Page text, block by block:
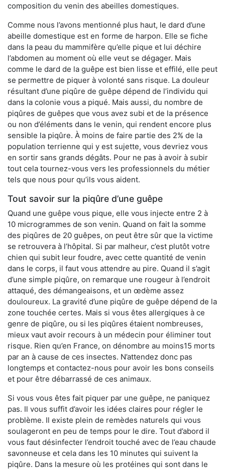
composition du venin des abeilles domestiques.
Comme nous l’avons mentionné plus haut, le dard d’une
abeille domestique est en forme de harpon. Elle se fiche
dans la peau du mammifère qu’elle pique et lui déchire
l’abdomen au moment où elle veut se dégager. Mais
comme le dard de la guêpe est bien lisse et effilé, elle peut
se permettre de piquer à volonté sans risque. La douleur
résultant d’une piqûre de guêpe dépend de l’individu qui
dans la colonie vous a piqué. Mais aussi, du nombre de
piqûres de guêpes que vous avez subi et de la présence
ou non d’éléments dans le venin, qui rendent encore plus
sensible la piqûre. À moins de faire partie des 2% de la
population terrienne qui y est sujette, vous devriez vous
en sortir sans grands dégâts. Pour ne pas à avoir à subir
tout cela tournez-vous vers les professionnels du métier
tels que nous pour qu’ils vous aident.
Tout savoir sur la piqûre d’une guêpe
Quand une guêpe vous pique, elle vous injecte entre 2 à
10 microgrammes de son venin. Quand on fait la somme
des piqûres de 20 guêpes, on peut être sûr que la victime
se retrouvera à l’hôpital. Si par malheur, c’est plutôt votre
chien qui subit leur foudre, avec cette quantité de venin
dans le corps, il faut vous attendre au pire. Quand il s’agit
d’une simple piqûre, on remarque une rougeur à l’endroit
attaqué, des démangeaisons, et un œdème assez
douloureux. La gravité d’une piqûre de guêpe dépend de la
zone touchée certes. Mais si vous êtes allergiques à ce
genre de piqûre, ou si les piqûres étaient nombreuses,
mieux vaut avoir recours à un médecin pour éliminer tout
risque. Rien qu’en France, on dénombre au moins15 morts
par an à cause de ces insectes. N’attendez donc pas
longtemps et contactez-nous pour avoir les bons conseils
et pour être débarrassé de ces animaux.
Si vous vous êtes fait piquer par une guêpe, ne paniquez
pas. Il vous suffit d’avoir les idées claires pour régler le
problème. Il existe plein de remèdes naturels qui vous
soulageront en peu de temps pour le dire. Tout d’abord il
vous faut désinfecter l’endroit touché avec de l’eau chaude
savonneuse et cela dans les 10 minutes qui suivent la
piqûre. Dans la mesure où les protéines qui sont dans le